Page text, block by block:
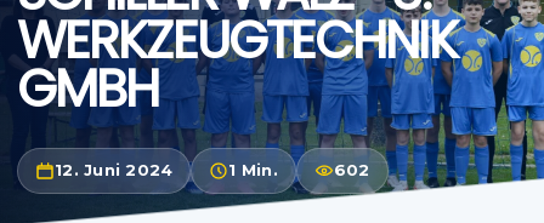
WERKZEUGTECHNIK
GMBH
12. Juni 2024 1 Min. 602